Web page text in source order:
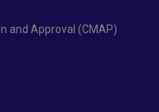
and Approval (CMAP)